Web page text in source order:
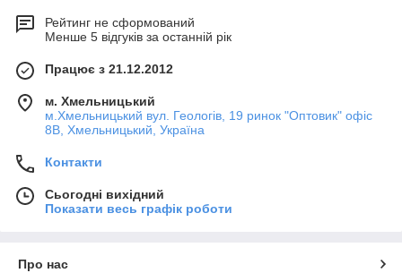
Рейтинг не сформований
Менше 5 відгуків за останній рік
Працює з 21.12.2012
м. Хмельницький
м.Хмельницький вул. Геологів, 19 ринок "Оптовик" офіс
8В, Хмельницький, Україна
Контакти
Сьогодні вихідний
Показати весь графік роботи
Про нас